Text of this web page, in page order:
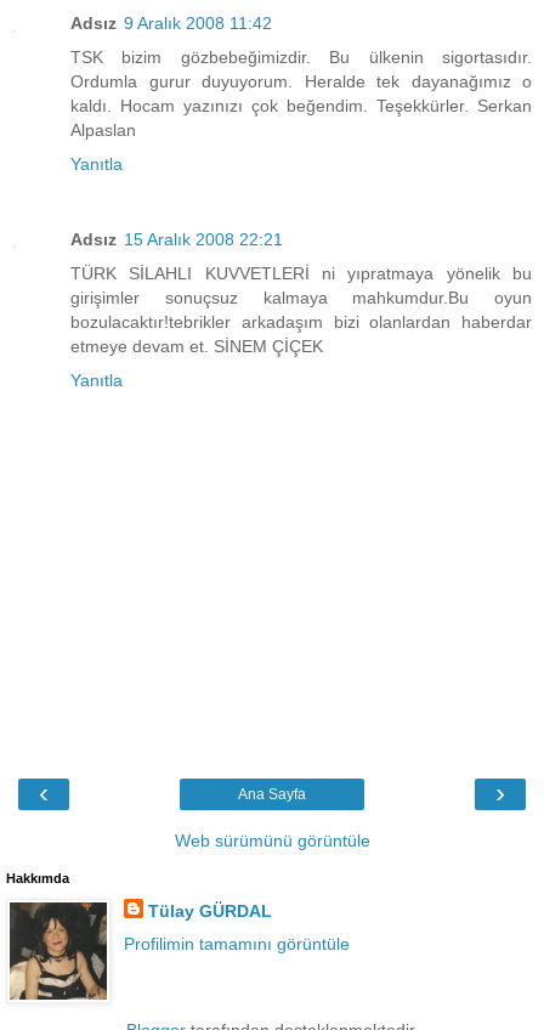
Adsız 9 Aralık 2008 11:42
TSK bizim gözbebeğimizdir. Bu ülkenin sigortasıdır.
Ordumla gurur duyuyorum. Heralde tek dayanağımız o
kaldı. Hocam yazınızı çok beğendim. Teşekkürler. Serkan
Alpaslan
Yanıtla
Adsız 15 Aralık 2008 22:21
TÜRK SİLAHLI KUVVETLERİ ni yıpratmaya yönelik bu
girişimler sonuçsuz kalmaya mahkumdur.Bu oyun
bozulacaktır!tebrikler arkadaşım bizi olanlardan haberdar
etmeye devam et. SİNEM ÇİÇEK
Yanıtla
‹ ›
Ana Sayfa
Web sürümünü görüntüle
Hakkımda
Tülay GÜRDAL
Profilimin tamamını görüntüle